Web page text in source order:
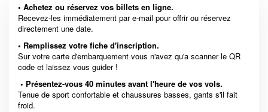
• Achetez ou réservez vos billets en ligne.
Recevez-les immédiatement par e-mail pour offrir ou réservez
directement une date.
• Remplissez votre fiche d'inscription.
Sur votre carte d'embarquement vous n'avez qu'a scanner le QR
code et laissez vous guider !
• Présentez-vous 40 minutes avant l'heure de vos vols.
Tenue de sport confortable et chaussures basses, gants s'il fait
froid.